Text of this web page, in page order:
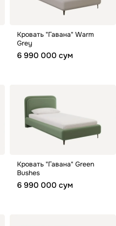
Кровать "Гавана" Warm
Grey
6 990 000 сум
Кровать "Гавана" Green
Bushes
6 990 000 сум